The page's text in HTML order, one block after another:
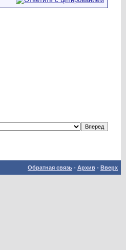
Обратная связь - Архив - Вверх